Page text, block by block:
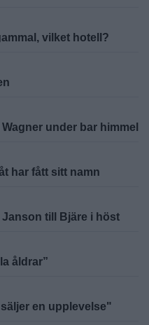
vilket hotell?
under bar himmel
har fått sitt namn
till Bjäre i höst
åldrar”
en upplevelse"